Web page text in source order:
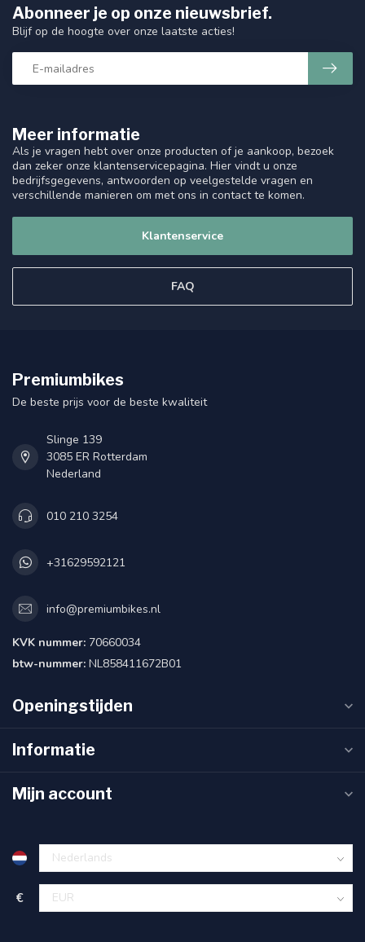
Meer informatie
Als je vragen hebt over onze producten of je aankoop, bezoek
dan zeker onze klantenservicepagina. Hier vindt u onze
bedrijfsgegevens, antwoorden op veelgestelde vragen en
verschillende manieren om met ons in contact te komen.
Klantenservice
FAQ
Abonneer je op onze nieuwsbrief.
Blijf op de hoogte over onze laatste acties!
Premiumbikes
De beste prijs voor de beste kwaliteit
Slinge 139
3085 ER Rotterdam
Nederland
010 210 3254
+31629592121
info@premiumbikes.nl
KVK nummer: 70660034
btw-nummer: NL858411672B01
Openingstijden
Informatie
Mijn account
€